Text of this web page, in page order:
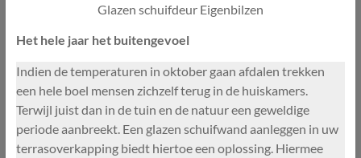
Glazen schuifdeur Eigenbilzen
Het hele jaar het buitengevoel
Indien de temperaturen in oktober gaan afdalen trekken
een hele boel mensen zichzelf terug in de huiskamers.
Terwijl juist dan in de tuin en de natuur een geweldige
periode aanbreekt. Een glazen schuifwand aanleggen in uw
terrasoverkapping biedt hiertoe een oplossing. Hiermee